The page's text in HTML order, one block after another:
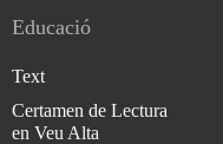
Educació
Text
Certamen de Lectura
en Veu Alta